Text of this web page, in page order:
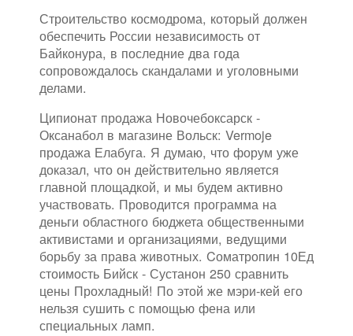
Строительство космодрома, который должен
обеспечить России независимость от
Байконура, в последние два года
сопровождалось скандалами и уголовными
делами.
Ципионат продажа Новочебоксарск -
Оксанабол в магазине Вольск: Vermoje
продажа Елабуга. Я думаю, что форум уже
доказал, что он действительно является
главной площадкой, и мы будем активно
участвовать. Проводится программа на
деньги областного бюджета общественными
активистами и организациями, ведущими
борьбу за права животных. Cоматропин 10Ед
стоимость Бийск - Сустанон 250 сравнить
цены Прохладный! По этой же мэри-кей его
нельзя сушить с помощью фена или
специальных ламп.